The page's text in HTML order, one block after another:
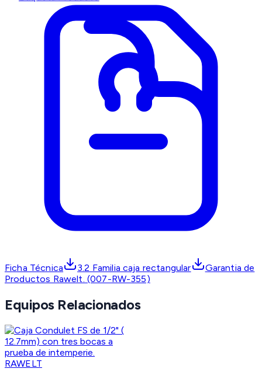
Ficha Técnica 3.2 Familia caja rectangular
Garantia de
Productos Rawelt. (007-RW-355)
Equipos Relacionados
RAWELT